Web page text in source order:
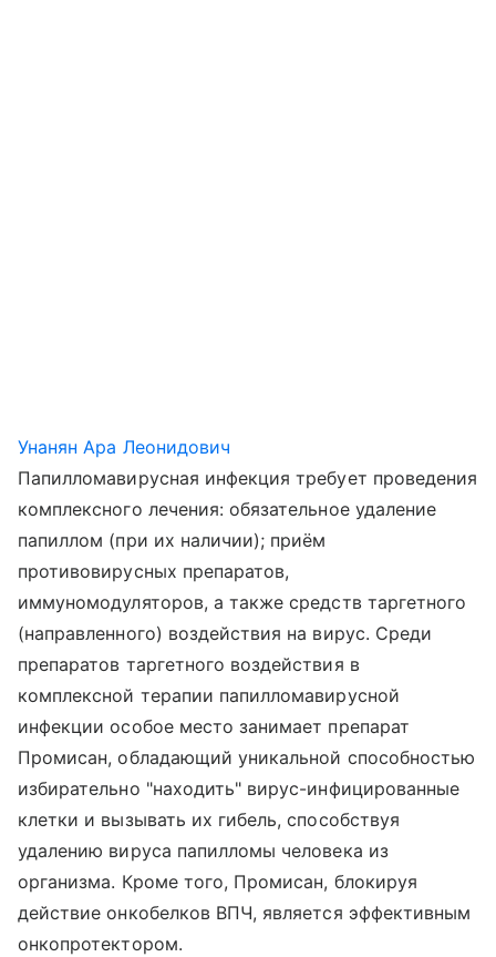
Унанян Ара Леонидович
Папилломавирусная инфекция требует проведения
комплексного лечения: обязательное удаление
папиллом (при их наличии); приём
противовирусных препаратов,
иммуномодуляторов, а также средств таргетного
(направленного) воздействия на вирус. Среди
препаратов таргетного воздействия в
комплексной терапии папилломавирусной
инфекции особое место занимает препарат
Промисан, обладающий уникальной способностью
избирательно "находить" вирус-инфицированные
клетки и вызывать их гибель, способствуя
удалению вируса папилломы человека из
организма. Кроме того, Промисан, блокируя
действие онкобелков ВПЧ, является эффективным
онкопротектором.